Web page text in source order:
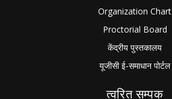
Organization Chart
Proctorial Board
केंद्रीय पुस्तकालय
यूजीसी ई-समाधान पोर्टल
त्वरित सम्पक